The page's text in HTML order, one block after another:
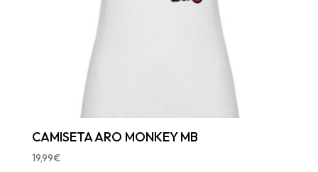
CAMISETA ARO MONKEY MB
19,99€